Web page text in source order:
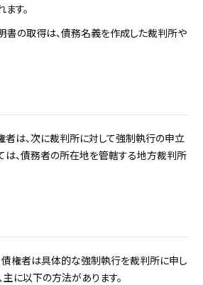
す。
の取得は、債務名義を作成した裁判所や
は、次に裁判所に対して強制執行の申立
は、債務者の所在地を管轄する地方裁判所
権者は具体的な強制執行を裁判所に申し
主に以下の方法があります。